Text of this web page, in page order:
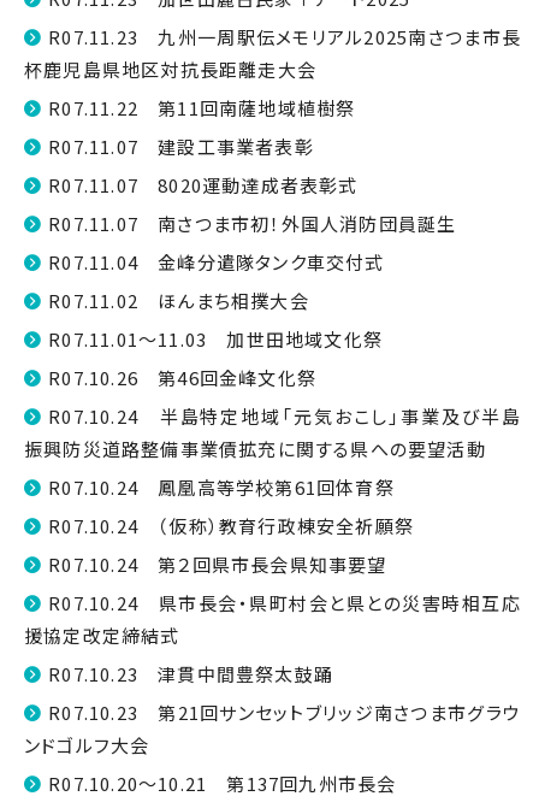
R07.11.23 九州一周駅伝メモリアル2025南さつま市長
杯鹿児島県地区対抗長距離走大会
R07.11.22 第11回南薩地域植樹祭
R07.11.07 建設工事業者表彰
R07.11.07 8020運動達成者表彰式
R07.11.07 南さつま市初！外国人消防団員誕生
R07.11.04 金峰分遣隊タンク車交付式
R07.11.02 ほんまち相撲大会
R07.11.01～11.03 加世田地域文化祭
R07.10.26 第46回金峰文化祭
R07.10.24 半島特定地域「元気おこし」事業及び半島
振興防災道路整備事業債拡充に関する県への要望活動
R07.10.24 鳳凰高等学校第61回体育祭
R07.10.24 （仮称）教育行政棟安全祈願祭
R07.10.24 第２回県市長会県知事要望
R07.10.24 県市長会・県町村会と県との災害時相互応
援協定改定締結式
R07.10.23 津貫中間豊祭太鼓踊
R07.10.23 第21回サンセットブリッジ南さつま市グラウ
ンドゴルフ大会
R07.10.20～10.21 第137回九州市長会